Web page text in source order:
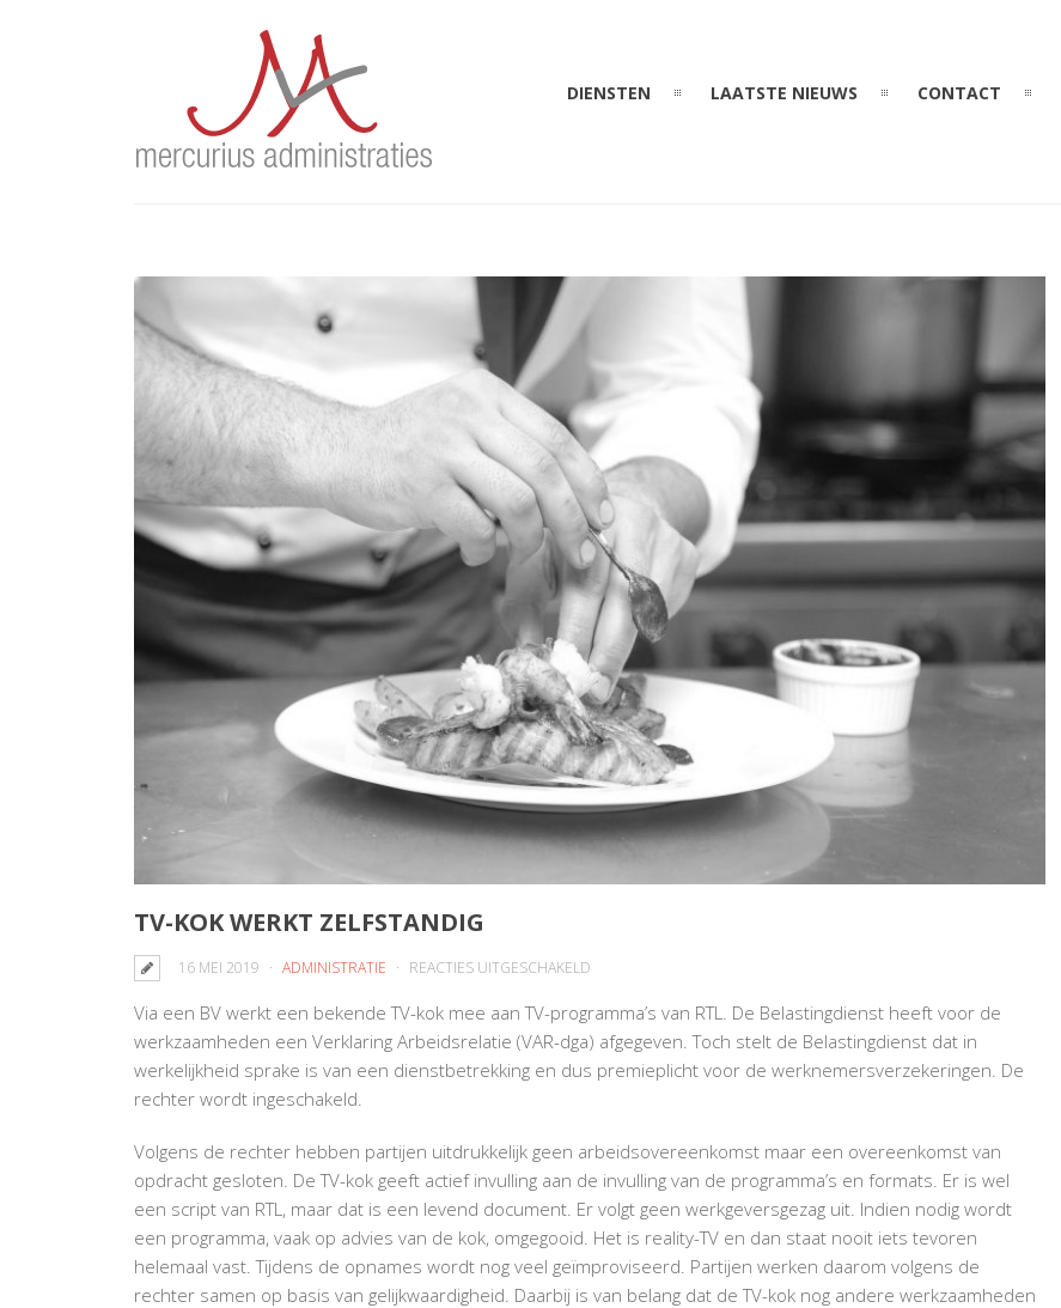
DIENSTEN LAATSTE NIEUWS CONTACT
TV-KOK WERKT ZELFSTANDIG
16 MEI 2019 ADMINISTRATIE REACTIES UITGESCHAKELD
KOK
WERKT
ZELFSTANDIG
Via een BV werkt een bekende TV-kok mee aan TV-programma’s van RTL. De Belastingdienst heeft voor de
werkzaamheden een Verklaring Arbeidsrelatie (VAR-dga) afgegeven. Toch stelt de Belastingdienst dat in
werkelijkheid sprake is van een dienstbetrekking en dus premieplicht voor de werknemersverzekeringen. De
rechter wordt ingeschakeld.
Volgens de rechter hebben partijen uitdrukkelijk geen arbeidsovereenkomst maar een overeenkomst van
opdracht gesloten. De TV-kok geeft actief invulling aan de invulling van de programma’s en formats. Er is wel
een script van RTL, maar dat is een levend document. Er volgt geen werkgeversgezag uit. Indien nodig wordt
een programma, vaak op advies van de kok, omgegooid. Het is reality-TV en dan staat nooit iets tevoren
helemaal vast. Tijdens de opnames wordt nog veel geïmproviseerd. Partijen werken daarom volgens de
rechter samen op basis van gelijkwaardigheid. Daarbij is van belang dat de TV-kok nog andere werkzaamheden